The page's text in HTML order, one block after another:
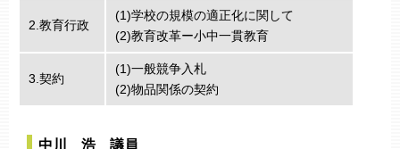
2.教育行政
(1)学校の規模の適正化に関して
(2)教育改革ー小中一貫教育
3.契約
(1)一般競争入札
(2)物品関係の契約
中川 浩 議員